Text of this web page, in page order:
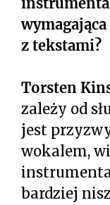
z tekstami?
Torsten
zależy od
jest
wokalem,
bardziej